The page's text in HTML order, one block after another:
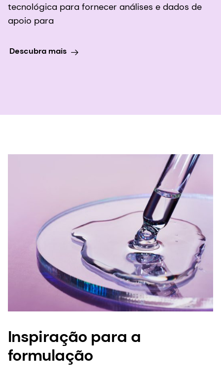
tecnológica para fornecer análises e dados de
apoio para
Descubra mais
Inspiração para a
formulação